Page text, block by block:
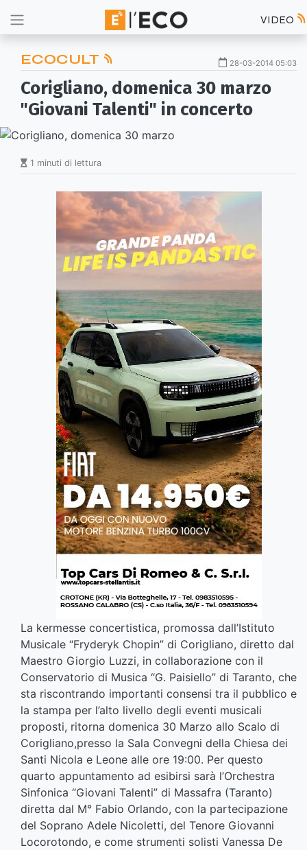
VIDEO
ECOCULT 28-03-2014 05:03
Corigliano, domenica 30 marzo
"Giovani Talenti" in concerto
1 minuti di lettura
La kermesse concertistica, promossa dall’Istituto
Musicale “Fryderyk Chopin” di Corigliano, diretto dal
Maestro Giorgio Luzzi, in collaborazione con il
Conservatorio di Musica “G. Paisiello” di Taranto, che
sta riscontrando importanti consensi tra il pubblico e
la stampa per l’alto livello degli eventi musicali
proposti, ritorna domenica 30 Marzo allo Scalo di
Corigliano,presso la Sala Convegni della Chiesa dei
Santi Nicola e Leone alle ore 19:00. Per questo
quarto appuntamento ad esibirsi sarà l’Orchestra
Sinfonica “Giovani Talenti” di Massafra (Taranto)
diretta dal M° Fabio Orlando, con la partecipazione
del Soprano Adele Nicoletti, del Tenore Giovanni
Locorotondo, e come strumenti solisti Vanessa De